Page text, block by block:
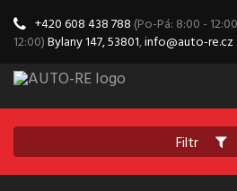
+420 608 438 788 (Po-Pá: 8:00 -
12:00)Bylany 147, 53801,info@auto-re.cz
Filtr